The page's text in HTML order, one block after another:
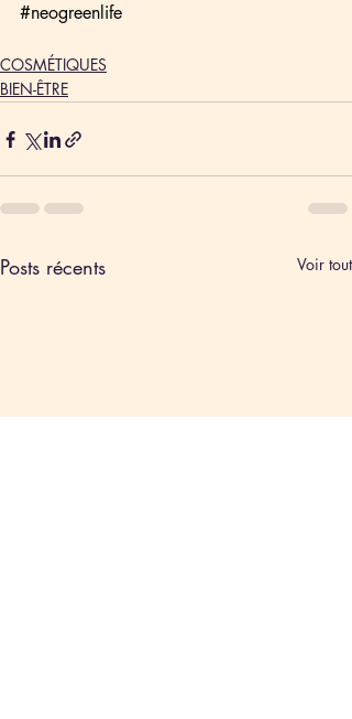
#neogreenlife
COSMÉTIQUES
BIEN-ÊTRE
Posts récents Voir tout